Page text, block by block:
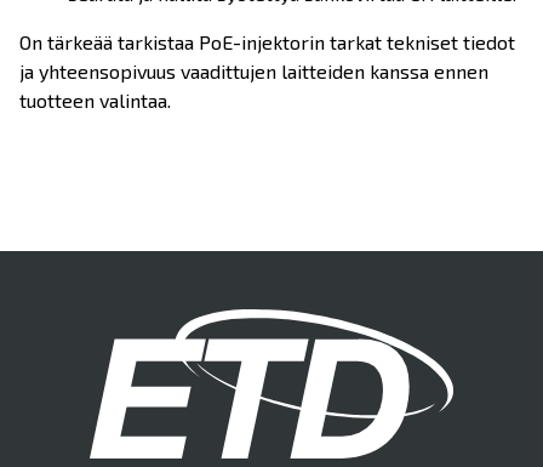
On tärkeää tarkistaa PoE-injektorin tarkat tekniset tiedot
ja yhteensopivuus vaadittujen laitteiden kanssa ennen
tuotteen valintaa.